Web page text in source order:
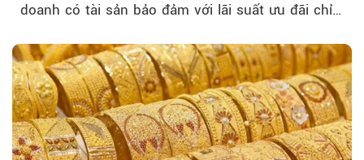
doanh có tài sản bảo đảm với lãi suất ưu đãi chỉ